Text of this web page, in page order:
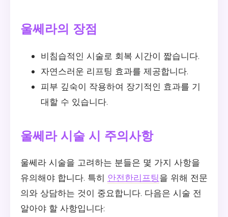
울쎄라의 장점
비침습적인 시술로 회복 시간이 짧습니다.
자연스러운 리프팅 효과를 제공합니다.
피부 깊숙이 작용하여 장기적인 효과를 기
대할 수 있습니다.
울쎄라 시술 시 주의사항
울쎄라 시술을 고려하는 분들은 몇 가지 사항을
유의해야 합니다. 특히 안전한리프팅을 위해 전문
의와 상담하는 것이 중요합니다. 다음은 시술 전
알아야 할 사항입니다: